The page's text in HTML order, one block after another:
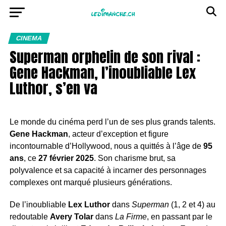
CINEMA
Superman orphelin de son rival :
Gene Hackman, l’inoubliable Lex
Luthor, s’en va
Le monde du cinéma perd l’un de ses plus grands talents.
Gene Hackman, acteur d’exception et figure
incontournable d’Hollywood, nous a quittés à l’âge de 95
ans, ce 27 février 2025. Son charisme brut, sa
polyvalence et sa capacité à incarner des personnages
complexes ont marqué plusieurs générations.
De l’inoubliable Lex Luthordans Superman(1, 2 et 4) au
redoutable Avery Tolardans La Firme, en passant par le